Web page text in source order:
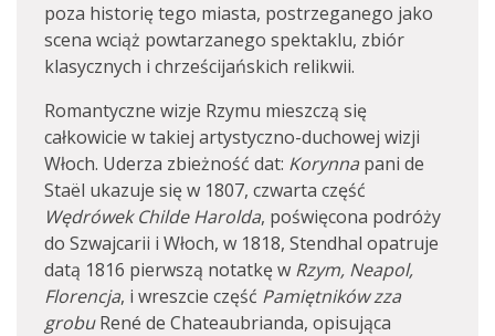
poza historię tego miasta, postrzeganego jako
scena wciąż powtarzanego spektaklu, zbiór
klasycznych i chrześcijańskich relikwii.
Romantyczne wizje Rzymu mieszczą się
całkowicie w takiej artystyczno-duchowej wizji
Włoch. Uderza zbieżność dat: Korynna pani de
Staël ukazuje się w 1807, czwarta część
Wędrówek Childe Harolda, poświęcona podróży
do Szwajcarii i Włoch, w 1818, Stendhal opatruje
datą 1816 pierwszą notatkę w Rzym, Neapol,
Florencja, i wreszcie część Pamiętników zza
grobuRené de Chateaubrianda, opisująca